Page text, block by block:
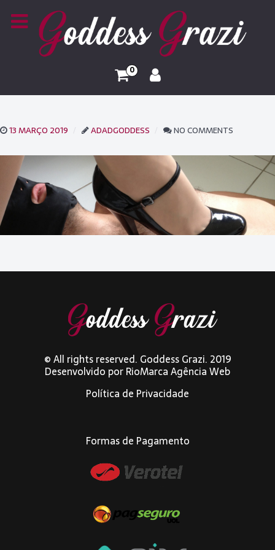
0
13 MARÇO 2019 ADADGODDESS NO COMMENTS
© All rights reserved. Goddess Grazi. 2019
Desenvolvido porRioMarca Agência Web
Política de Privacidade
Formas de Pagamento